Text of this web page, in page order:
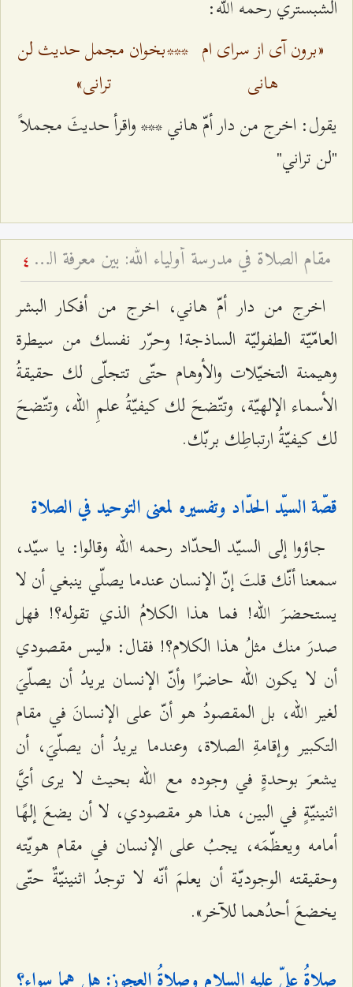
الشبستري رحمه الله:
«برون آی از سرای ام
هانی
***بخوان مجمل حدیث لن
ترانی»
يقول: اخرج من دار أمّ هاني *** واقرأ حديثَ مجملاً
"لن تراني"
مقام الصلاة في مدرسة أولياء الله: بين معرفة العارفين وظاهر العابدين - لماذا قال النبي الأكرم أرحنا يا بلال؟ 4
اخرج من دار أمّ هاني، اخرج من أفكار البشر
العامّيّة الطفوليّة الساذجة! وحرّر نفسك من سيطرة
وهيمنة التخيّلات والأوهام حتّى تتجلّى لك حقيقةُ
الأسماء الإلهيّة، وتتّضحَ لك كيفيّةُ علمِ الله، وتتّضحَ
لك كيفيّةُ ارتباطِك بربّك.
قصّة السيّد الحدّاد وتفسيره لمعنى التوحيد في الصلاة
جاؤوا إلى السيّد الحدّاد رحمه الله وقالوا: يا سيّد،
سمعنا أنّك قلتَ إنّ الإنسان عندما يصلّي ينبغي أن لا
يستحضرَ الله! فما هذا الكلامُ الذي تقوله؟! فهل
صدرَ منك مثلُ هذا الكلام؟! فقال: «ليس مقصودي
أن لا يكون الله حاضرًا وأنّ الإنسان يريدُ أن يصلّيَ
لغير الله، بل المقصودُ هو أنّ على الإنسانَ في مقام
التكبير وإقامةِ الصلاة، وعندما يريدُ أن يصلّيَ، أن
يشعرَ بوحدةٍ في وجوده مع الله بحيث لا يرى أيَّ
اثنينيّةٍ في البين، هذا هو مقصودي، لا أن يضعَ إلهًا
أمامه ويعظّمَه، يجبُ على الإنسان في مقام هويّته
وحقيقته الوجوديّة أن يعلمَ أنّه لا توجدُ اثنينيّةٌ حتّى
يخضعَ أحدُهما للآخر».
صلاةُ عليّ عليه السلام وصلاةُ العجوز: هل هما سواء؟